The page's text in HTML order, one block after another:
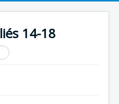
14-18